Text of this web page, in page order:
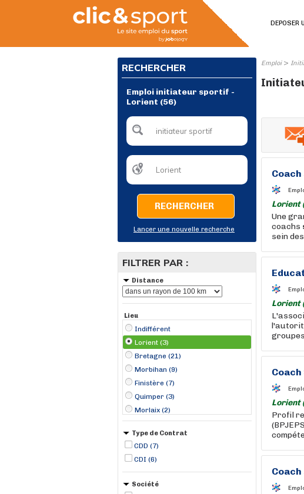
DEPOSER
RECHERCHER
Emploi initiateur sportif -
Lorient (56)
RECHERCHER
Lancer une nouvelle recherche
FILTRER PAR :
Distance
Lieu
Indifférent
Lorient (3)
Bretagne (21)
Morbihan (9)
Finistère (7)
Quimper (3)
Morlaix (2)
Redon (2)
Auray (1)
Baud (1)
Hennebont (1)
Type de Contrat
CDD (7)
CDI (6)
Société
Emploi>
Coach
Lorient
Une
coachs
sein
Lorient
Coach
Lorient
Profil
Coach